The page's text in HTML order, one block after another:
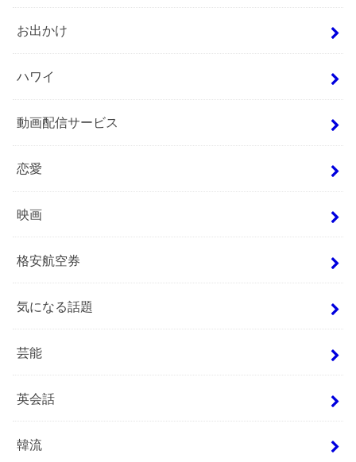
お出かけ
ハワイ
動画配信サービス
恋愛
映画
格安航空券
気になる話題
芸能
英会話
韓流